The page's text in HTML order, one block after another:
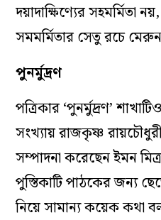
দয়াদাক্ষিণ্যের
সমমর্মিতার সেতু রচে
পুনর্মুদ্রণ
পত্রিকার ‘পুনর্মুদ্রণ’
সংখ্যায় রাজকৃষ্ণ
সম্পাদনা করেছেন ইমন
পুস্তিকাটি পাঠকের জন্য
নিয়ে সামান্য কয়েক কথা